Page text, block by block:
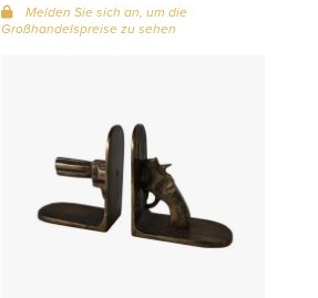
Melden Sie sich an, um die
Großhandelspreise zu sehen